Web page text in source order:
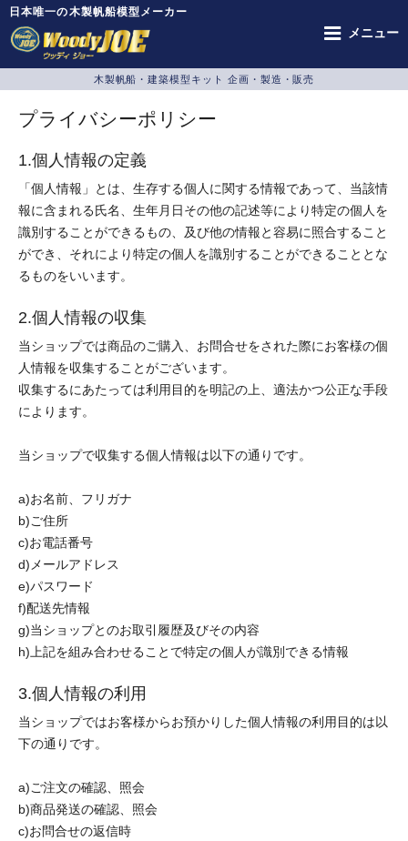
日本唯一の木製帆船模型メーカー
メニュー
木製帆船・建築模型キット 企画・製造・販売
プライバシーポリシー
1.個人情報の定義
「個人情報」とは、生存する個人に関する情報であって、当該情
報に含まれる氏名、生年月日その他の記述等により特定の個人を
識別することができるもの、及び他の情報と容易に照合すること
ができ、それにより特定の個人を識別することができることとな
るものをいいます。
2.個人情報の収集
当ショップでは商品のご購入、お問合せをされた際にお客様の個
人情報を収集することがございます。
収集するにあたっては利用目的を明記の上、適法かつ公正な手段
によります。
当ショップで収集する個人情報は以下の通りです。
a)お名前、フリガナ
b)ご住所
c)お電話番号
d)メールアドレス
e)パスワード
f)配送先情報
g)当ショップとのお取引履歴及びその内容
h)上記を組み合わせることで特定の個人が識別できる情報
3.個人情報の利用
当ショップではお客様からお預かりした個人情報の利用目的は以
下の通りです。
a)ご注文の確認、照会
b)商品発送の確認、照会
c)お問合せの返信時